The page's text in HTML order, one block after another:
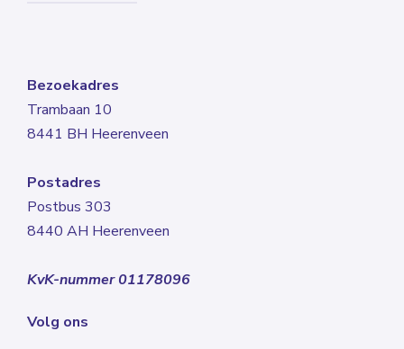
Bezoekadres
Trambaan 10
8441 BH Heerenveen
Postadres
Postbus 303
8440 AH Heerenveen
KvK-nummer 01178096
Volg ons